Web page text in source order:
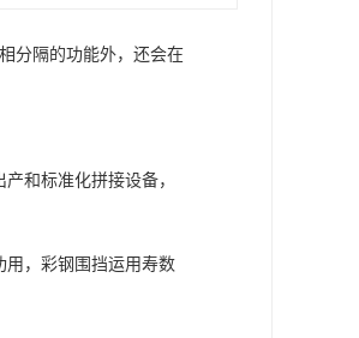
分隔的功能外，还会在
和标准化拼接设备，
用，彩钢围挡运用寿数